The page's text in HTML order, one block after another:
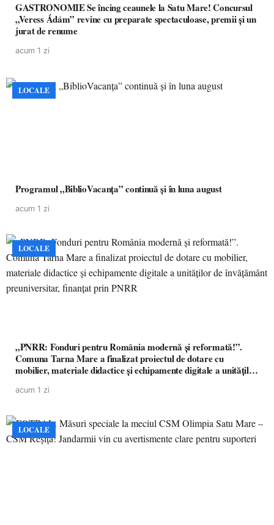
GASTRONOMIE Se încing ceaunele la Satu Mare! Concursul
„Veress Ádám” revine cu preparate spectaculoase, premii și un
jurat de renume
acum 1 zi
LOCALE
Programul „BiblioVacanța” continuă și în luna august
acum 1 zi
LOCALE
„PNRR: Fonduri pentru România modernă și reformată!”.
Comuna Tarna Mare a finalizat proiectul de dotare cu
mobilier, materiale didactice și echipamente digitale a unităților
acum 1 zi
LOCALE